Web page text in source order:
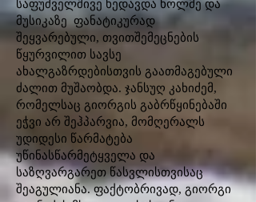
საფუძველშივე ხედავდა ხოლმე და
მუსიკაზე ფანატიკურად
შეყვარებული, თვითშემეცნების
წყურვილით სავსე
ახალგაზრდებისთვის გაათმაგებული
ძალით მუშაობდა. ჯანსუღ კახიძემ,
რომელსაც გიორგის გაბრწყინებაში
ეჭვი არ შეჰპარვია, მომღერალს
უდიდესი წარმატება
უწინასწარმეტყველა და
საზღვარგარეთ წასვლისთვისაც
შეაგულიანა. ფაქტობრივად, გიორგი